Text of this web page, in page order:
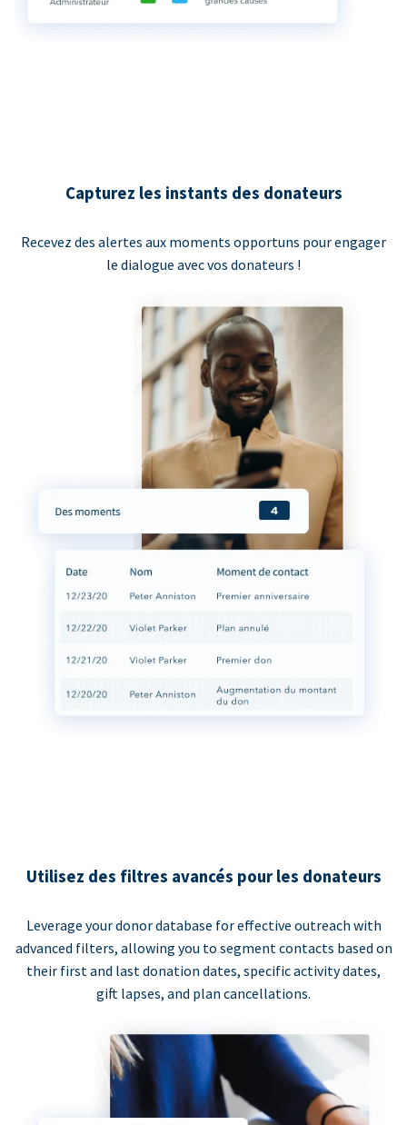
Capturez les instants des donateurs
Recevez des alertes aux moments opportuns pour engager
le dialogue avec vos donateurs !
Utilisez des filtres avancés pour les donateurs
Leverage your donor database for effective outreach with
advanced filters, allowing you to segment contacts based on
their first and last donation dates, specific activity dates,
gift lapses, and plan cancellations.